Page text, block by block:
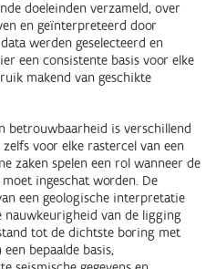
doeleinden verzameld, over
en geïnterpreteerd door
werden geselecteerd en
een consistente basis voor elke
makend van geschikte
betrouwbaarheid is verschillend
voor elke rastercel van een
zaken spelen een rol wanneer de
ingeschat worden. De
een geologische interpretatie
nauwkeurigheid van de ligging
tot de dichtste boring met
bepaalde basis,